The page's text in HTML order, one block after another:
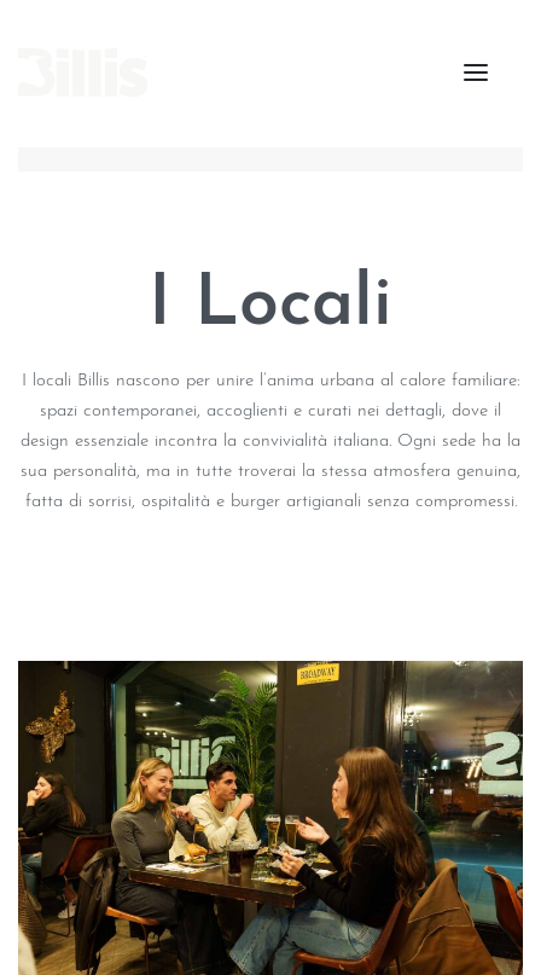
I Locali
I locali Billis nascono per unire l’anima urbana al calore familiare:
spazi contemporanei, accoglienti e curati nei dettagli, dove il
design essenziale incontra la convivialità italiana. Ogni sede ha la
sua personalità, ma in tutte troverai la stessa atmosfera genuina,
fatta di sorrisi, ospitalità e burger artigianali senza compromessi.